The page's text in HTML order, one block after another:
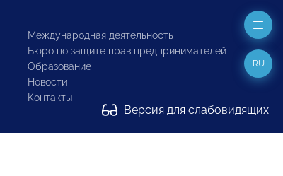
Международная деятельность
Бюро по защите прав предпринимателей
Образование
Новости
Контакты
Версия для слабовидящих
RU